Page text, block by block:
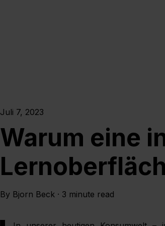
Juli 7, 2023
Warum eine
By Bjorn Beck · 3 minute read